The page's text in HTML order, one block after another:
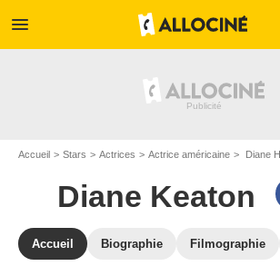
menu
Accueil Stars Actrices Actrice américaine Diane
Diane Keaton
Accueil Biographie Filmographie